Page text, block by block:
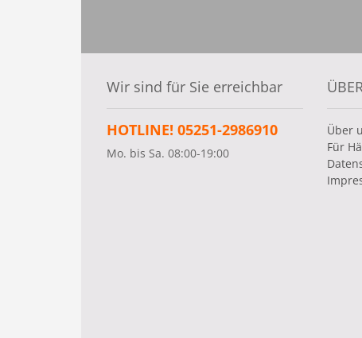
Wir sind für Sie erreichbar
HOTLINE! 05251-2986910
Mo. bis Sa. 08:00-19:00
Über
Für